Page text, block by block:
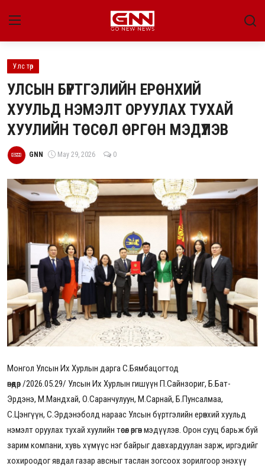
Улс төр
Нийгэм
Энтертайнмент
Эдийн засаг
Live
Гадаад мэдээ
Улс төр
УЛСЫН БҮРТГЭЛИЙН ЕРӨНХИЙ
ХУУЛЬД НЭМЭЛТ ОРУУЛАХ ТУХАЙ
ХУУЛИЙН ТӨСӨЛ ӨРГӨН МЭДҮҮЛЭВ
GNN May 29, 2026 0
Монгол Улсын Их Хурлын дарга С.Бямбацогтод
өнөөдөр/2026.05.29/ Улсын Их Хурлын гишүүн П.Сайнзориг, Б.Бат-
Эрдэнэ, М.Мандхай, О.Саранчулуун, М.Сарнай, Б.Пунсалмаа,
С.Цэнгүүн, С.Эрдэнэболд нараас Улсын бүртгэлийн ерөнхий хуульд
нэмэлт оруулах тухай хуулийн төсөл өргөн мэдүүлэв. Орон сууц барьж буй
зарим компани, хувь хүмүүс нэг байрыг давхардуулан зарж, иргэдийг
хохироодог явдал газар авсныг таслан зогсоох зорилгоор энэхүү